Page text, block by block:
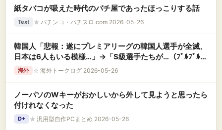
紙タバコが吸えた時代のパチ屋であったほっこりする話
Text ★ パチンコ・パチスロ.com 2026-05-26
韓国人「悲報：遂にプレミアリーグの韓国人選手が全滅、
日本は6人もいる模様…」→「S級選手たちが…（ﾌﾞﾙﾌﾞﾙ」
＝韓国の反応
海外 ☆ 海外トークログ 2026-05-26
ノーパソのWキーがおかしいから外して見ようと思ったら
付けれなくなった
D+ ★ 汎用型自作PCまとめ 2026-05-26